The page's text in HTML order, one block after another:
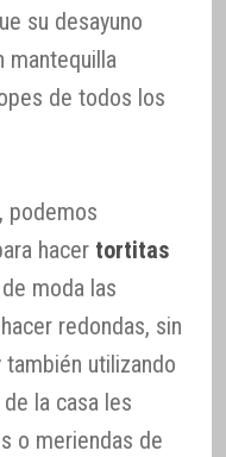
su desayuno
mantequilla
de todos los
podemos
hacer tortitas
moda las
redondas, sin
utilizando
la casa les
o meriendas de